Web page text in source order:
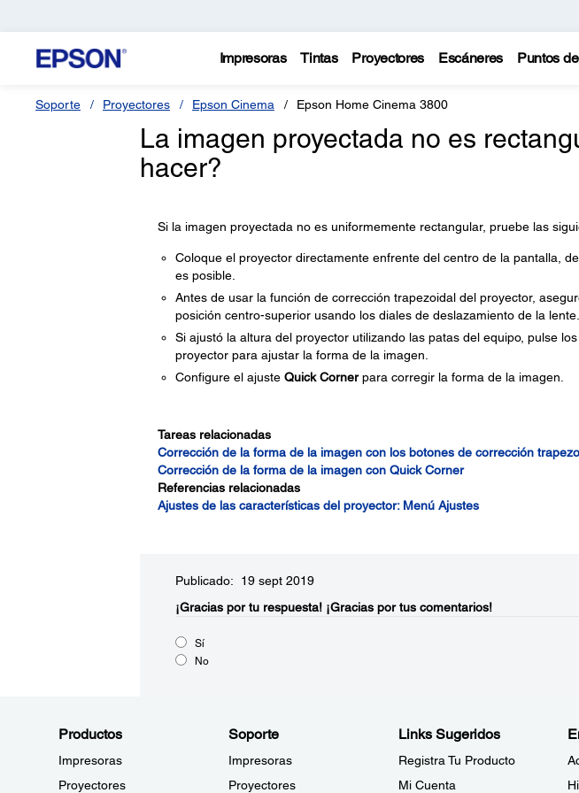
Impresoras Tintas Proyectores Escáneres Puntos
Soporte Proyectores Epson Cinema Epson Home Cinema 3800
La imagen proyectada no es
hacer?
Si la imagen proyectada no es uniformemente rectangular, pruebe las
Coloque el proyector directamente enfrente del centro de la pantalla,
es posible.
Antes de usar la función de corrección trapezoidal del proyector,
posición centro-superior usando los diales de deslazamiento de la lente.
Si ajustó la altura del proyector utilizando las patas del equipo, pulse
proyector para ajustar la forma de la imagen.
Configure el ajuste Quick Cornerpara corregir la forma de la imagen.
Tareas relacionadas
Corrección de la forma de la imagen con los botones de corrección
Corrección de la forma de la imagen con Quick Corner
Referencias relacionadas
Ajustes de las características del proyector: Menú Ajustes
Publicado: 19 sept 2019
¡Gracias por tu respuesta! ¡Gracias por tus comentarios!
Sí
No
Productos
Impresoras
Proyectores
Soporte
Impresoras
Proyectores
Links Sugeridos
Registra Tu Producto
Mi Cuenta